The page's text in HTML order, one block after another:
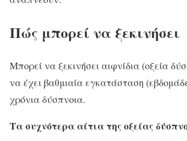
Πώς μπορεί να ξεκινήσει
Μπορεί να ξεκινήσει αιφνίδια (οξεία
να έχει βαθμιαία εγκατάσταση
χρόνια δύσπνοια.
Tα συχνότερα αίτια της οξείας